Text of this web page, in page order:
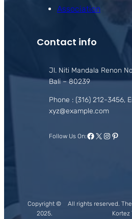
Association
Contact info
Jl. Niti Mandala Renon
Bali – 80239
Phone : (316) 212-3456,
xyz@example.com
Follow Us On:Facebook
X
Copyright ©
2025.
All rights reserved.
Kortez